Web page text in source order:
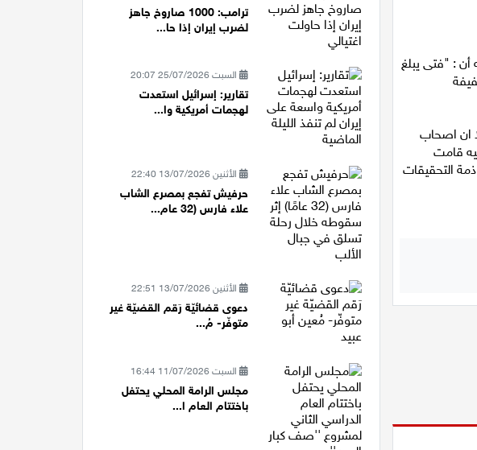
أن : "فتى يبلغ
ان اصحاب
قامت
التحقيقات
ترامب: 1000 صاروخ جاهز
لضرب إيران إذا حا...
السبت 25/07/2026 20:07
تقارير: إسرائيل استعدت
لهجمات أمريكية وا...
الأثنين 13/07/2026 22:40
حرفيش تفجع بمصرع الشاب
علاء فارس (32 عام...
الأثنين 13/07/2026 22:51
دعوى قضائيّة رَقم القضيّة غير
متوفّر- مُ...
السبت 11/07/2026 16:44
مجلس الرامة المحلي يحتفل
باختتام العام ا...